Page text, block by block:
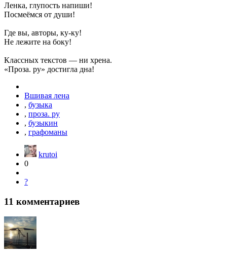
Ленка, глупость напиши!
Посмеёмся от души!
Где вы, авторы, ку-ку!
Не лежите на боку!
Классных текстов — ни хрена.
«Проза. ру» достигла дна!
Вшивая лена
, бузыка
, проза. ру
, бузыкин
, графоманы
krutoi
0
?
11 комментариев